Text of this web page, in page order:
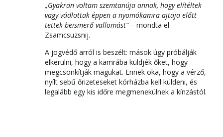
„Gyakran voltam szemtanúja annak, hogy elítéltek
vagy vádlottak éppen a nyomókamra ajtaja előtt
tettek beismerő vallomást”– mondta el
Zsamcsuzsnij.
A jogvédő arról is beszélt: mások úgy próbálják
elkerülni, hogy a kamrába küldjék őket, hogy
megcsonkítják magukat. Ennek oka, hogy a vérző,
nyílt sebű őrizeteseket kórházba kell küldeni, és
legalább egy kis időre megmenekülnek a kínzástól.